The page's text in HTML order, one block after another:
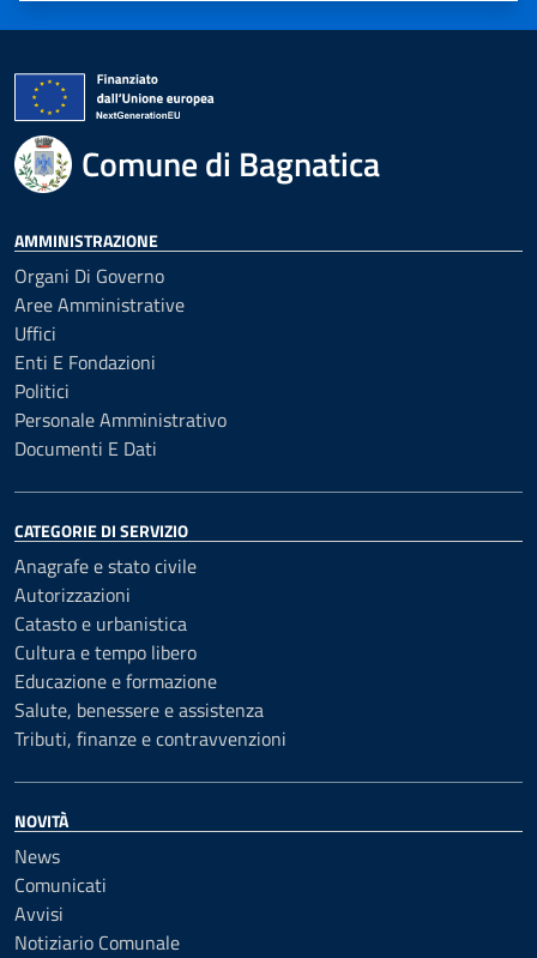
Comune di Bagnatica
AMMINISTRAZIONE
Organi Di Governo
Aree Amministrative
Uffici
Enti E Fondazioni
Politici
Personale Amministrativo
Documenti E Dati
CATEGORIE DI SERVIZIO
Anagrafe e stato civile
Autorizzazioni
Catasto e urbanistica
Cultura e tempo libero
Educazione e formazione
Salute, benessere e assistenza
Tributi, finanze e contravvenzioni
NOVITÀ
News
Comunicati
Avvisi
Notiziario Comunale